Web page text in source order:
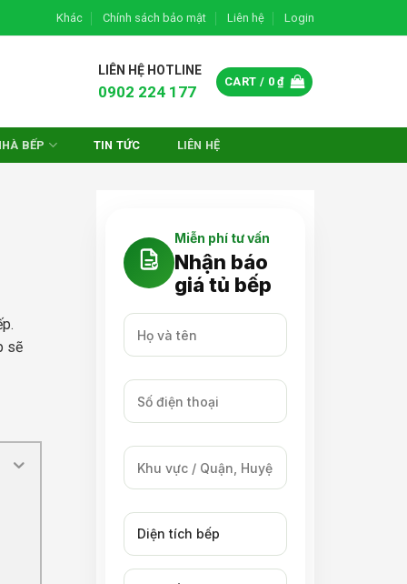
Khác Chính sách bảo mật Liên hệ Login
LIÊN HỆ HOTLINE
0902 224 177
CART / 0₫
BẾP TIN TỨC LIÊN HỆ
sẽ
Miễn phí tư vấn
Nhận báo
giá tủ bếp